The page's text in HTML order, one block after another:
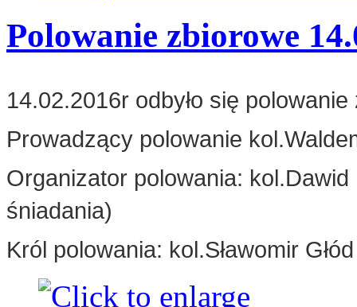
Polowanie zbiorowe
14.02.2016r odbyło się
Prowadzący polowanie
Organizator polowania:
śniadania)
Król polowania: kol.Sławomir